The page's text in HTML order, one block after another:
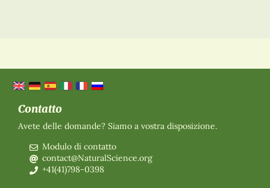
Contatto
Avete delle domande? Siamo a vostra disposizione.
Modulo di contatto
contact@NaturalScience.org
+41(41)798-0398